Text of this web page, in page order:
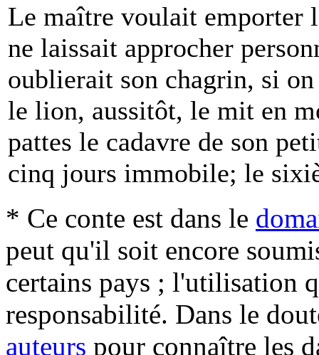
Le maître voulait emporter
ne laissait approcher
oublierait son chagrin, si
le lion, aussitôt, le mit en
pattes le cadavre de son
cinq jours immobile; le
* Ce conte est dans le
peut qu'il soit encore
certains pays ; l'utilisation
responsabilité. Dans le
auteurs pour connaître les